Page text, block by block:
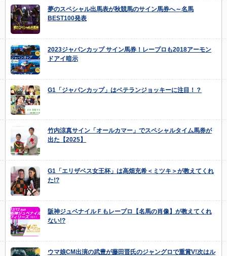
夢のスペシャル出馬表が秋競馬のサイン馬券へ～名馬
BEST100発表
2023ジャパンカップ サイン馬券！レープロも2018アーモン
ドアイ暗示
G1「ジャパンカップ」はベテランジョッキーに注目！？
竹内涼真サイン「オールカマー」でスペシャルタイム馬券が
出た【2025】
G1「エリザベス女王杯」は高畑充希＜ミツキ＞が教えてくれ
た!?
阪神ジュベナイルＦもレープロ【名馬の肖像】が教えてくれ
ない!?
ウマ娘CM出演の武豊が藤田晋氏のジャングロで重賞V!次はル